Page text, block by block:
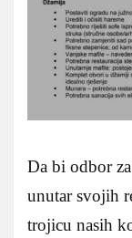
Da bi odbor
unutar svojih
trojicu nasih